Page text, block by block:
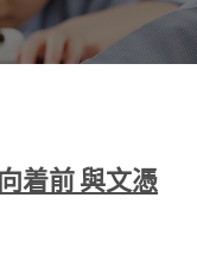
着前 與文憑